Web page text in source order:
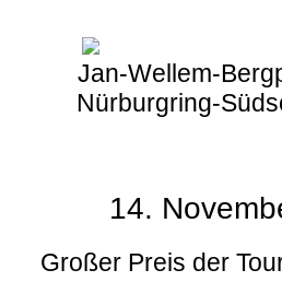
Jan-Wellem-
Nürburgring-
14.
Großer Preis der